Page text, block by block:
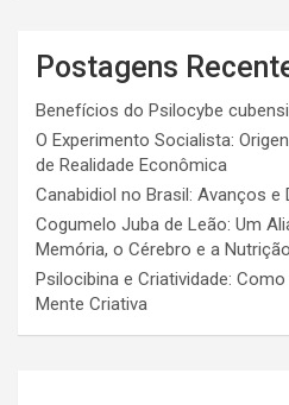
Postagens
Benefícios do Psilocybe
O Experimento Socialista:
de Realidade Econômica
Canabidiol no Brasil: Avanços e
Cogumelo Juba de Leão: Um
Memória, o Cérebro e a Nutrição
Psilocibina e Criatividade:
Mente Criativa